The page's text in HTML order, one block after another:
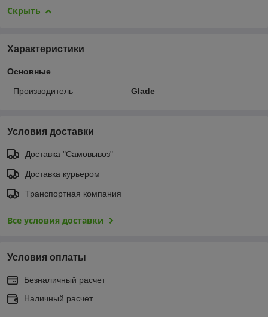
Скрыть
Характеристики
Основные
Производитель Glade
Условия доставки
Доставка "Самовывоз"
Доставка курьером
Транспортная компания
Все условия доставки
Условия оплаты
Безналичный расчет
Наличный расчет